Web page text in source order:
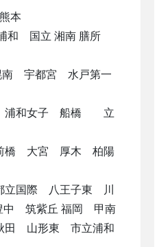
本
和 国立 湘南 膳所
南 宇都宮 水戸第一
浦和女子 船橋 立
橋 大宮 厚木 柏陽
国際 八王子東 川
筑紫丘 福岡 甲南
山形東 市立浦和